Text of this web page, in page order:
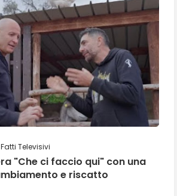
Fatti Televisivi
"Che ci faccio qui" con una
e riscatto